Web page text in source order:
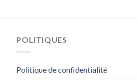
POLITIQUES
Politique de confidentialité